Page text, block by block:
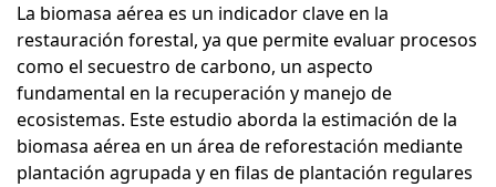
La biomasa aérea es un indicador clave en la
restauración forestal, ya que permite evaluar procesos
como el secuestro de carbono, un aspecto
fundamental en la recuperación y manejo de
ecosistemas. Este estudio aborda la estimación de la
biomasa aérea en un área de reforestación mediante
plantación agrupada y en filas de plantación regulares